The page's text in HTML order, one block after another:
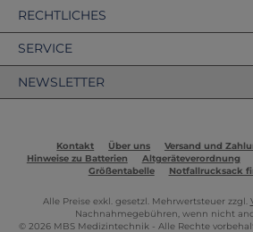
RECHTLICHES
SERVICE
NEWSLETTER
Kontakt Über uns
Versand und
Hinweise zu Batterien
Altgeräteverordnung
Größentabelle
Notfallrucksack
Alle Preise exkl. gesetzl. Mehrwertsteuer zzgl.
Nachnahmegebühren, wenn nicht
© 2026 MBS Medizintechnik - Alle Rechte